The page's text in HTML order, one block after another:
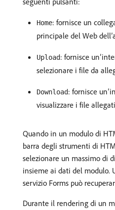
Home: fornisce un
principale del Web
Upload: fornisce
selezionare i file da
Download: fornisce
visualizzare i file
Quando in un modulo di
barra degli strumenti di
selezionare un massimo di
insieme ai dati del modulo.
servizio Forms può
Durante il rendering di un